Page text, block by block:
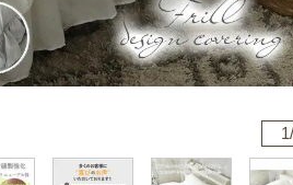
1/